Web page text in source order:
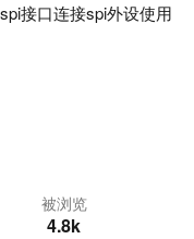
接口连接spi外设使用
被浏览
4.8k